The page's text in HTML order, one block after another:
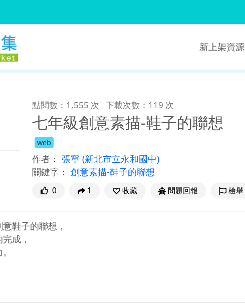
新上架資源
點閱數：1,555 次 下載次數：119 次
七年級創意素描-鞋子的聯想
web
作者： 張寧 (新北市立永和國中)
關鍵字： 創意素描-鞋子的聯想
0 1 收藏 問題回報 檢舉
鞋子的聯想，
成，